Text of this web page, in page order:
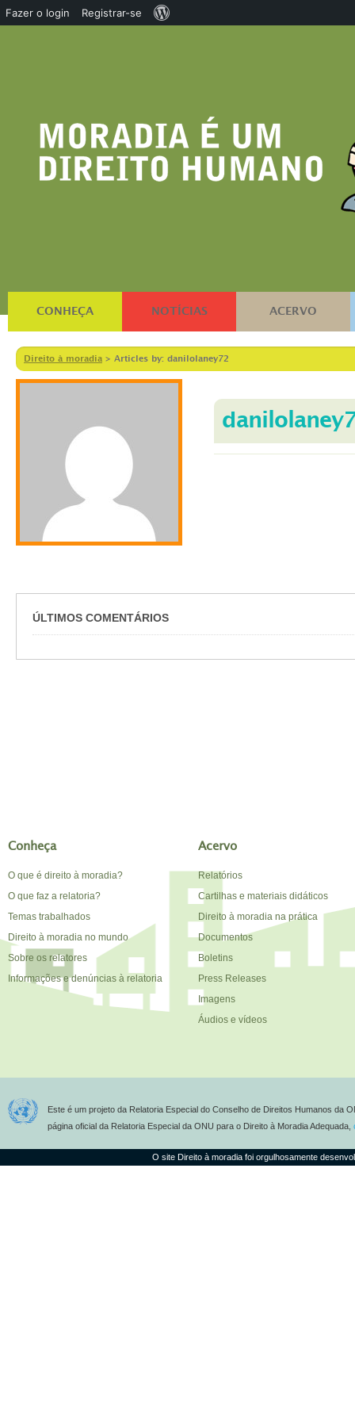
CONHEÇA NOTÍCIAS ACERVO
Direito à moradia > Articles by: danilolaney72
ÚLTIMOS COMENTÁRIOS
Conheça
O que é direito à moradia?
O que faz a relatoria?
Temas trabalhados
Direito à moradia no mundo
Sobre os relatores
Informações e denúncias à relatoria
Acervo
Relatórios
Cartilhas e materiais didáticos
Direito à moradia na prática
Documentos
Boletins
Press Releases
Imagens
Áudios e vídeos
Este é um projeto da Relatoria Especial do Conselho de Direitos Humanos da
página oficial da Relatoria Especial da ONU para o Direito à Moradia Adequada,
O site Direito à moradia foi orgulhosamente
Fazer o login Registrar-se